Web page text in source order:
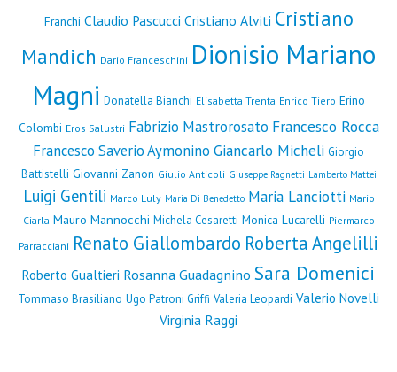
Franchi Claudio Pascucci Cristiano Alviti Cristiano
Mandich Dario Franceschini Dionisio Mariano
Magni Donatella Bianchi Elisabetta Trenta Enrico Tiero Erino
Colombi Eros Salustri Fabrizio Mastrorosato Francesco Rocca
Francesco Saverio Aymonino Giancarlo Micheli Giorgio
Battistelli Giovanni Zanon Giulio Anticoli Giuseppe Ragnetti Lamberto Mattei
Luigi Gentili Marco Luly Maria Di Benedetto Maria Lanciotti Mario
Ciarla Mauro Mannocchi Michela Cesaretti Monica Lucarelli Piermarco
Parracciani Renato Giallombardo Roberta Angelilli
Roberto Gualtieri Rosanna Guadagnino Sara Domenici
Tommaso Brasiliano Ugo Patroni Griffi Valeria Leopardi Valerio Novelli
Virginia Raggi